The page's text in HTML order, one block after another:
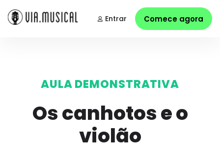
Entrar Comece agora
AULA DEMONSTRATIVA
Os canhotos e o
violão